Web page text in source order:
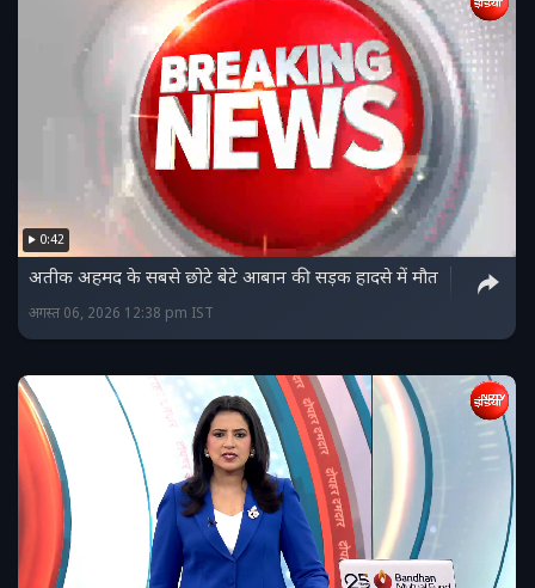
0:42
अतीक अहमद के सबसे छोटे बेटे आबान की सड़क हादसे में मौत
अगस्त 06, 2026 12:38 pm IST